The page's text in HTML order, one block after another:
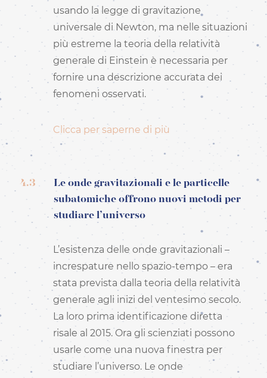
usando la legge di gravitazione
universale di Newton, ma nelle situazioni
più estreme la teoria della relatività
generale di Einstein è necessaria per
fornire una descrizione accurata dei
fenomeni osservati.
Clicca per saperne di più
4.3
Le onde gravitazionali e le particelle
subatomiche offrono nuovi metodi per
studiare l’universo
L’esistenza delle onde gravitazionali –
increspature nello spazio-tempo – era
stata prevista dalla teoria della relatività
generale agli inizi del ventesimo secolo.
La loro prima identificazione diretta
risale al 2015. Ora gli scienziati possono
usarle come una nuova finestra per
studiare l’universo. Le onde